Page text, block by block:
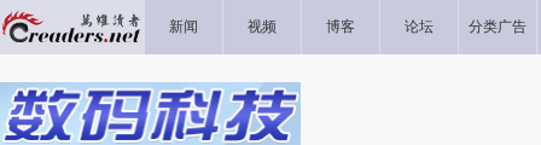
新闻 视频 博客 论坛 分类广告